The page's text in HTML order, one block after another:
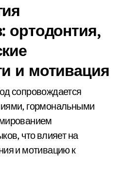
ортодонтия,
и мотивация
сопровождается
гормональными
что влияет на
и мотивацию к